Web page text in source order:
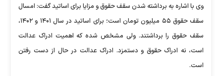
وی با اشاره به برداشته شدن سقف حقوق و مزایا برای اساتید گفت: امسال
سقف حقوق ۵۵ میلیون تومان است؛ برای اساتید در سال ۱۴۰۱ و ۱۴۰۲،
سقف حقوق را برداشتند. ولی مشخص شده که اهمیت ادراک عدالت
است، نه ادراک حقوق و دستمزد. ادراک عدالت در حال از دست رفتن
است.